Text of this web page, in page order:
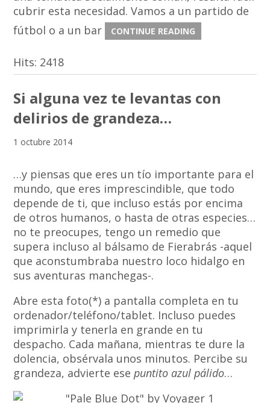
cubrir esta necesidad. Vamos a un partido de
fútbol o a un bar
CONTINUE READING
Hits: 2418
Si alguna vez te levantas con
delirios de grandeza…
1 octubre 2014
…y piensas que eres un tío importante para el
mundo, que eres imprescindible, que todo
depende de ti, que incluso estás por encima
de otros humanos, o hasta de otras especies…
no te preocupes, tengo un remedio que
supera incluso al bálsamo de Fierabrás -aquel
que aconstumbraba nuestro loco hidalgo en
sus aventuras manchegas-.
Abre esta foto(*) a pantalla completa en tu
ordenador/teléfono/tablet. Incluso puedes
imprimirla y tenerla en grande en tu
despacho. Cada mañana, mientras te dure la
dolencia, obsérvala unos minutos. Percibe su
grandeza, advierte esepuntito azul pálido…